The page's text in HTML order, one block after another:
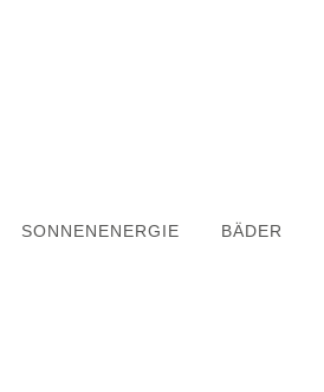
SONNENENERGIE BÄDER